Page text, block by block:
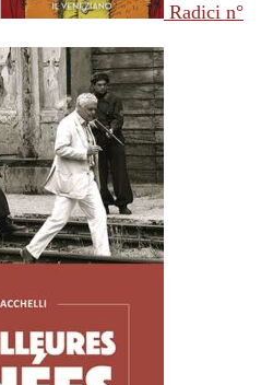
Radici n°